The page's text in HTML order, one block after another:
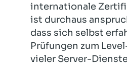
internationale
ist durchaus
dass sich selbst
Prüfungen zum
vieler Server-